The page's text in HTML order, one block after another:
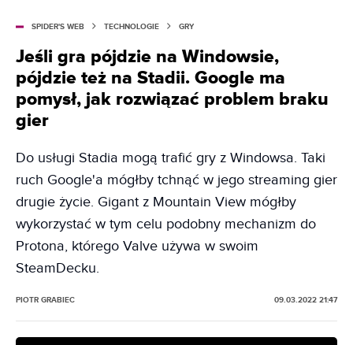
SPIDER'S WEB TECHNOLOGIE GRY
Jeśli gra pójdzie na Windowsie,
pójdzie też na Stadii. Google ma
pomysł, jak rozwiązać problem braku
gier
Do usługi Stadia mogą trafić gry z Windowsa. Taki
ruch Google'a mógłby tchnąć w jego streaming gier
drugie życie. Gigant z Mountain View mógłby
wykorzystać w tym celu podobny mechanizm do
Protona, którego Valve używa w swoim
SteamDecku.
PIOTR GRABIEC 09.03.2022 21:47